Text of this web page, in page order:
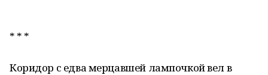
* * *
Коридор с едва мерцавшей лампочкой вел в